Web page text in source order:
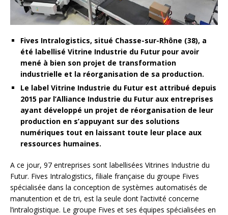
Fives Intralogistics, situé Chasse-sur-Rhône (38), a
été labellisé Vitrine Industrie du Futur pour avoir
mené à bien son projet de transformation
industrielle et la réorganisation de sa production.
Le label Vitrine Industrie du Futur est attribué depuis
2015 par l’Alliance Industrie du Futur aux entreprises
ayant développé un projet de réorganisation de leur
production en s’appuyant sur des solutions
numériques tout en laissant toute leur place aux
ressources humaines.
A ce jour, 97 entreprises sont labellisées Vitrines Industrie du
Futur. Fives Intralogistics, filiale française du groupe Fives
spécialisée dans la conception de systèmes automatisés de
manutention et de tri, est la seule dont l’activité concerne
l’intralogistique. Le groupe Fives et ses équipes spécialisées en